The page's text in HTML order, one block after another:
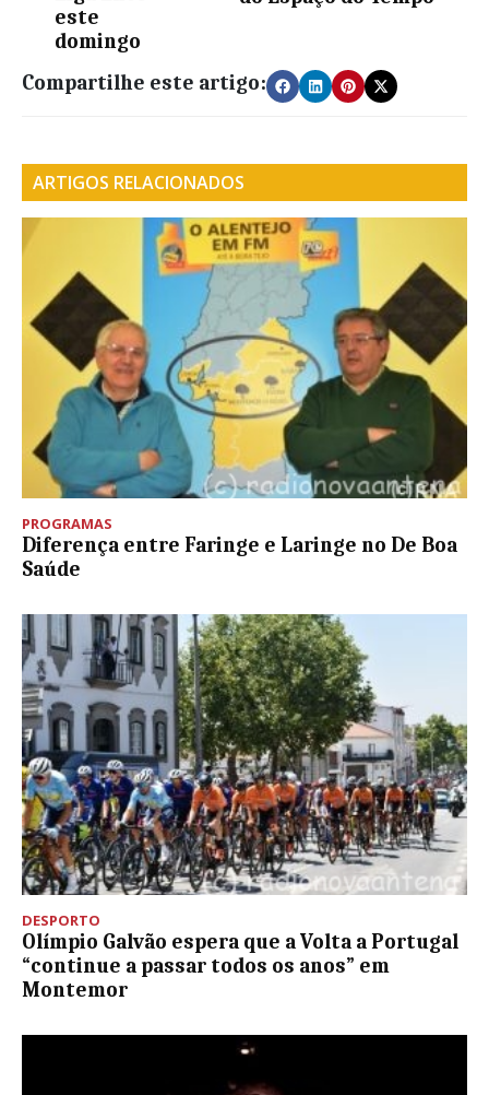
este
domingo
Compartilhe este artigo:
ARTIGOS RELACIONADOS
PROGRAMAS
Diferença entre Faringe e Laringe no De Boa
Saúde
DESPORTO
Olímpio Galvão espera que a Volta a Portugal
“continue a passar todos os anos” em
Montemor